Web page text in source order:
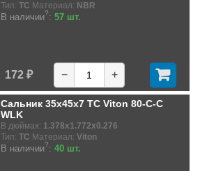
Тип: TC Материал: NBR
В наличии?: 57 шт.
172 ₽ − +
Сальник 35x45x7 TC Viton 80-C-C
WLK
В дюймах: 1.378x1.772x0.276
Тип: TC Материал: Viton
В наличии?: 40 шт.